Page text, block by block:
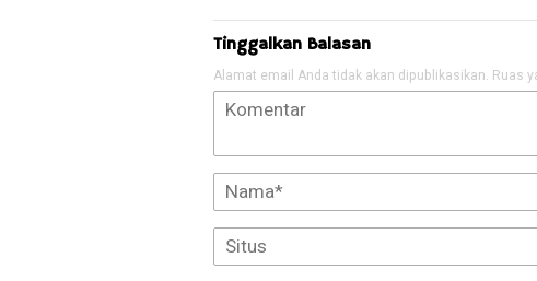
Tinggalkan Balasan
Alamat email Anda tidak akan dipublikasikan. Ruas